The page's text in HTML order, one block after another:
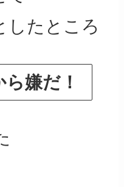
したところ
嫌だ！